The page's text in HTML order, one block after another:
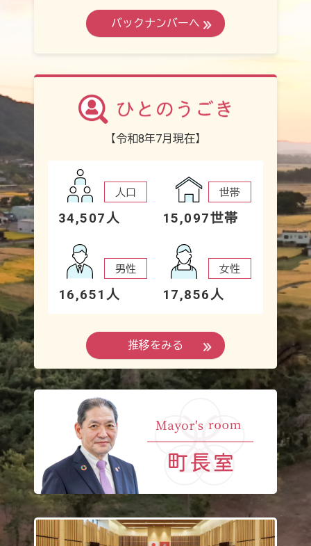
バックナンバーへ
【令和8年7月現在】
人口
34,507人
世帯
15,097世帯
男性
16,651人
女性
17,856人
推移をみる